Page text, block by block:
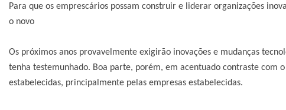
Para que os emprescários possam construir e liderar organizações
o novo
Os próximos anos provavelmente exigirão inovações e mudanças
tenha testemunhado. Boa parte, porém, em acentuado contraste com
estabelecidas, principalmente pelas empresas estabelecidas.